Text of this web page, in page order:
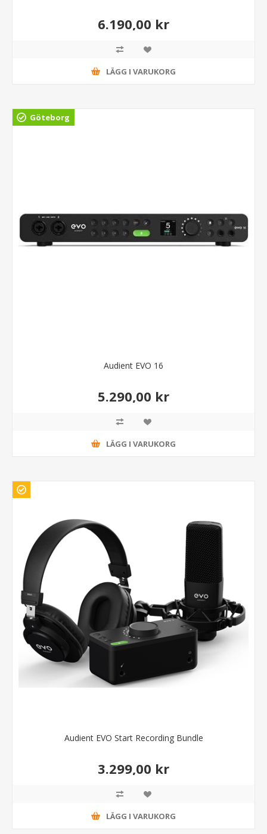
6.190,00 kr
LÄGG I VARUKORG
Göteborg
Audient EVO 16
5.290,00 kr
LÄGG I VARUKORG
Audient EVO Start Recording Bundle
3.299,00 kr
LÄGG I VARUKORG